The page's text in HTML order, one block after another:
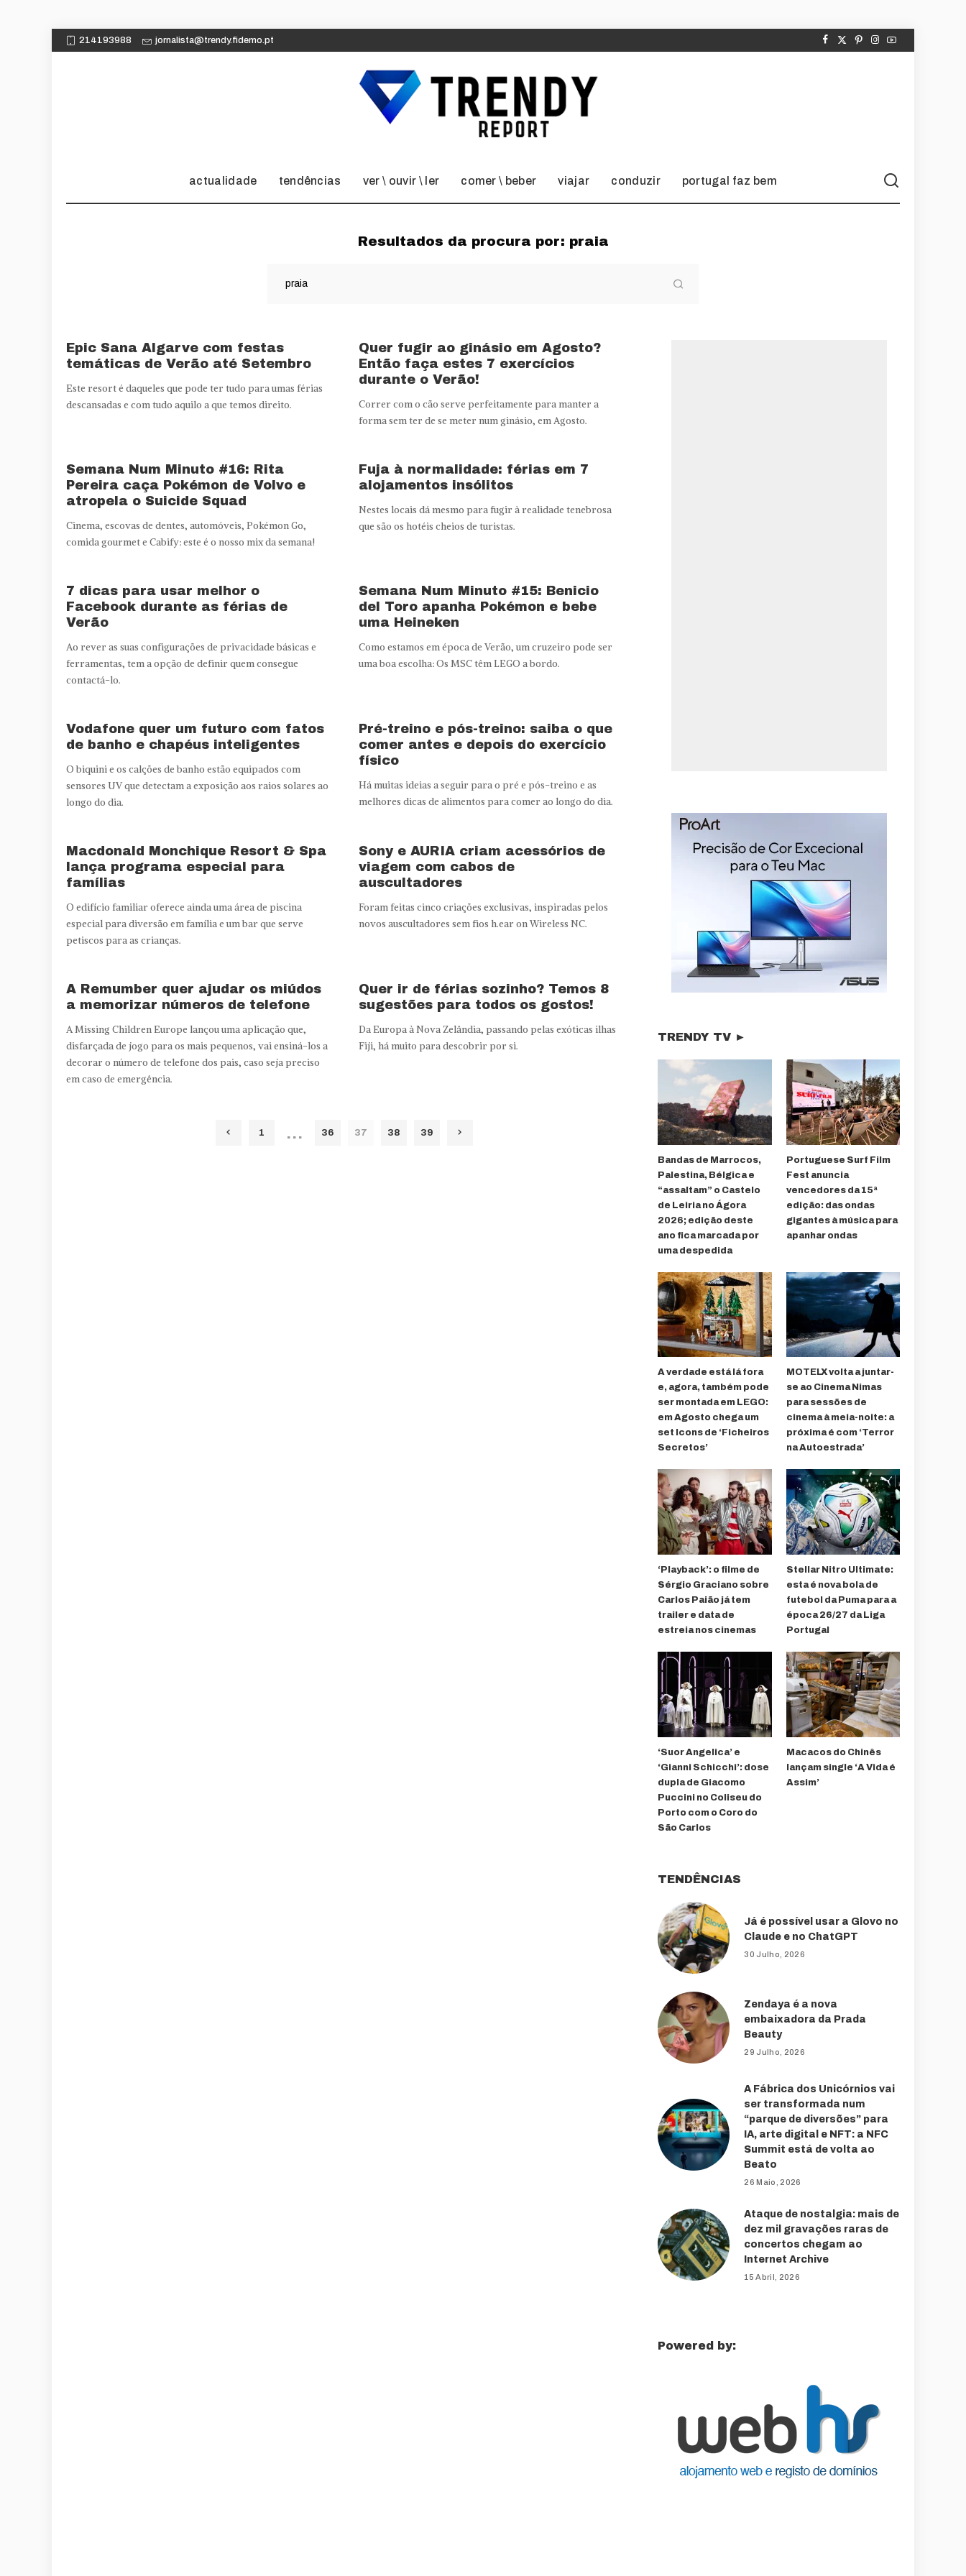
214193988 jornalista@trendy.fidemo.pt
actualidade tendências ver \ ouvir \ ler comer \ beber viajar conduzir portugal faz bem
Resultados da procura por: praia
Epic Sana Algarve com festas
temáticas de Verão até Setembro
Este resort é daqueles que pode ter tudo para umas férias
descansadas e com tudo aquilo a que temos direito.
Quer fugir ao ginásio em Agosto?
Então faça estes 7 exercícios
durante o Verão!
Correr com o cão serve perfeitamente para manter a
forma sem ter de se meter num ginásio, em Agosto.
Semana Num Minuto #16: Rita
Pereira caça Pokémon de Volvo e
atropela o Suicide Squad
Cinema, escovas de dentes, automóveis, Pokémon Go,
comida gourmet e Cabify: este é o nosso mix da semana!
Fuja à normalidade: férias em 7
alojamentos insólitos
Nestes locais dá mesmo para fugir à realidade tenebrosa
que são os hotéis cheios de turistas.
7 dicas para usar melhor o
Facebook durante as férias de
Verão
Ao rever as suas configurações de privacidade básicas e
ferramentas, tem a opção de definir quem consegue
contactá-lo.
Semana Num Minuto #15: Benicio
del Toro apanha Pokémon e bebe
uma Heineken
Como estamos em época de Verão, um cruzeiro pode ser
uma boa escolha: Os MSC têm LEGO a bordo.
Vodafone quer um futuro com fatos
de banho e chapéus inteligentes
O biquini e os calções de banho estão equipados com
sensores UV que detectam a exposição aos raios solares ao
longo do dia.
Pré-treino e pós-treino: saiba o que
comer antes e depois do exercício
físico
Há muitas ideias a seguir para o pré e pós-treino e as
melhores dicas de alimentos para comer ao longo do dia.
Macdonald Monchique Resort & Spa
lança programa especial para
famílias
O edifício familiar oferece ainda uma área de piscina
especial para diversão em família e um bar que serve
petiscos para as crianças.
Sony e AURIA criam acessórios de
viagem com cabos de
auscultadores
Foram feitas cinco criações exclusivas, inspiradas pelos
novos auscultadores sem fios h.ear on Wireless NC.
A Remumber quer ajudar os miúdos
a memorizar números de telefone
A Missing Children Europe lançou uma aplicação que,
disfarçada de jogo para os mais pequenos, vai ensiná-los a
decorar o número de telefone dos pais, caso seja preciso
em caso de emergência.
Quer ir de férias sozinho? Temos 8
sugestões para todos os gostos!
Da Europa à Nova Zelândia, passando pelas exóticas ilhas
Fiji, há muito para descobrir por si.
1 … 36 37 38 39
TRENDY TV ►
Bandas de Marrocos,
Palestina, Bélgica e
“assaltam” o Castelo
de Leiria no Ágora
2026; edição deste
ano fica marcada por
uma despedida
Portuguese Surf Film
Fest anuncia
vencedores da 15ª
edição: das ondas
gigantes à música para
apanhar ondas
A verdade está lá fora
e, agora, também pode
ser montada em LEGO:
em Agosto chega um
set Icons de ‘Ficheiros
Secretos’
MOTELX volta a juntar-
se ao Cinema Nimas
para sessões de
cinema à meia-noite: a
próxima é com ‘Terror
na Autoestrada’
‘Playback’: o filme de
Sérgio Graciano sobre
Carlos Paião já tem
trailer e data de
estreia nos cinemas
Stellar Nitro Ultimate:
esta é nova bola de
futebol da Puma para a
época 26/27 da Liga
Portugal
‘Suor Angelica’ e
‘Gianni Schicchi’: dose
dupla de Giacomo
Puccini no Coliseu do
Porto com o Coro do
São Carlos
Macacos do Chinês
lançam single ‘A Vida é
Assim’
TENDÊNCIAS
Já é possível usar a Glovo no
Claude e no ChatGPT
30 Julho, 2026
Zendaya é a nova
embaixadora da Prada
Beauty
29 Julho, 2026
A Fábrica dos Unicórnios vai
ser transformada num
“parque de diversões” para
IA, arte digital e NFT: a NFC
Summit está de volta ao
Beato
26 Maio, 2026
Ataque de nostalgia: mais de
dez mil gravações raras de
concertos chegam ao
Internet Archive
15 Abril, 2026
Powered by: